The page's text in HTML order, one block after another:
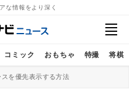
な情報をより深く
コミック おもちゃ 特撮 将棋
を優先表示する方法